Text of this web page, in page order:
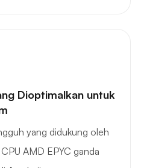
Dioptimalkan untuk
yang didukung oleh
AMD EPYC ganda